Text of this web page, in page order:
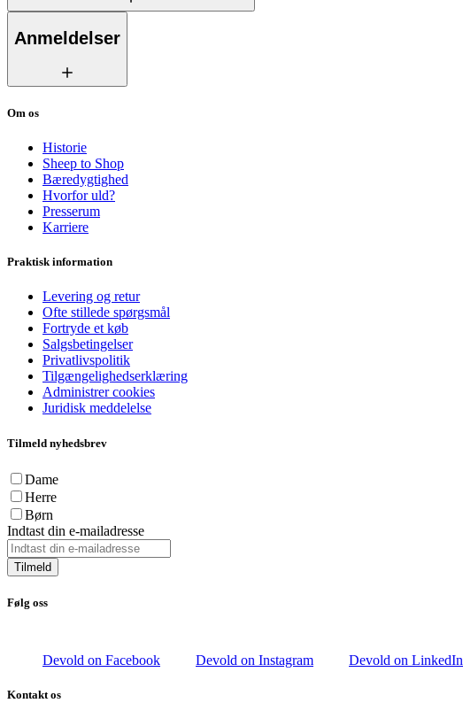
Anmeldelser
Om os
Historie
Sheep to Shop
Bæredygtighed
Hvorfor uld?
Presserum
Karriere
Praktisk information
Levering og retur
Ofte stillede spørgsmål
Fortryde et køb
Salgsbetingelser
Privatlivspolitik
Tilgængelighedserklæring
Administrer cookies
Juridisk meddelelse
Tilmeld nyhedsbrev
Dame
Herre
Børn
Indtast din e-mailadresse
Tilmeld
Følg oss
Devold on Facebook Devold on Instagram Devold on LinkedIn
Kontakt os